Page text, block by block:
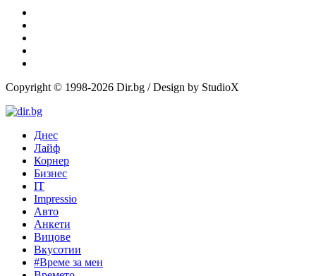
Copyright © 1998-2026 Dir.bg / Design by StudioX
Днес
Лайф
Корнер
Бизнес
IT
Impressio
Авто
Анкети
Вицове
Вкусотии
#Време за мен